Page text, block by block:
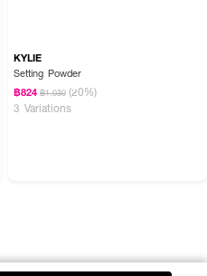
KYLIE
Setting Powder
฿824 ฿1,030 (20%)
3 Variations